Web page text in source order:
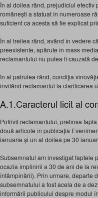
În al doilea rând, prejudiciul efectiv
românești a statuat în numeroase
suficient ca acesta să fie explicat
În al treilea rând, având în vedere
preexistente, apărute în mass
reclamantului nu putea fi cauzată
În al patrulea rând, condiţia
invitând reclamantul la clarificarea
A.1.Caracterul licit al
Potrivit reclamantului, pretinsa
două articole în publicația
ianuarie și un al doilea pe 30
Subsemnatul am investigat faptele
ocazia împlinirii a 30 de ani de la
întâmpinării). Prin urmare, departe
subsemnatului a fost acela de a
informării publicului despre modul